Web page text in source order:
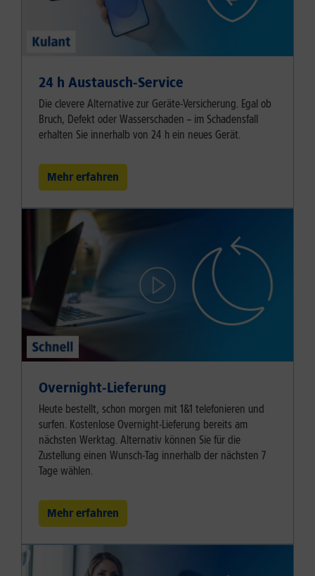
24 h Austausch-Service
Die clevere Alternative zur Geräte-Versicherung. Egal ob
Bruch, Defekt oder Wasserschaden – im Schadensfall
erhalten Sie innerhalb von 24 h ein neues Gerät.
Mehr erfahren
Overnight-Lieferung
Heute bestellt, schon morgen mit 1&1 telefonieren und
surfen. Kostenlose Overnight-Lieferung bereits am
nächsten Werktag. Alternativ können Sie für die
Zustellung einen Wunsch-Tag innerhalb der nächsten 7
Tage wählen.
Mehr erfahren